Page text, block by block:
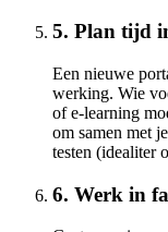
5. Plan tijd
Een nieuwe
werking. Wie
of e-learning
om samen met
testen (idealiter
6. Werk in